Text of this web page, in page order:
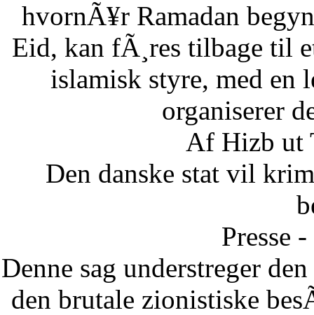
hvornÃ¥r Ramadan
Eid, kan fÃ¸res tilbage til
islamisk styre, med en
organiserer
Af Hizb ut
Den danske stat vil
Presse
Denne sag understreger
den brutale zionistiske